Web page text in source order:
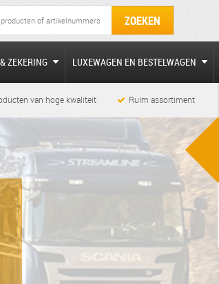
ZOEKEN
ZEKERING LUXEWAGEN EN BESTELWAGEN
van hoge kwaliteit Ruim assortiment